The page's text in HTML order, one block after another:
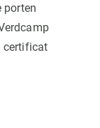
porten
certificat